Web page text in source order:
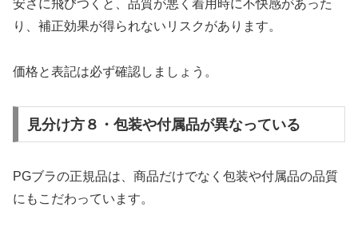
安さに飛びつくと、品質が悪く着用時に不快感があった
り、補正効果が得られないリスクがあります。
価格と表記は必ず確認しましょう。
見分け方８・包装や付属品が異なっている
PGブラの正規品は、商品だけでなく包装や付属品の品質
にもこだわっています。